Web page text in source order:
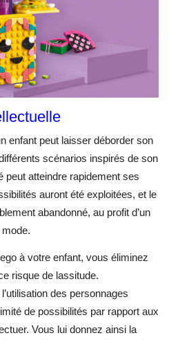
enfant peut laisser déborder son
scénarios inspirés de son
peut atteindre rapidement ses
auront été exploitées, et le
abandonné, au profit d’un
à votre enfant, vous éliminez
risque de lassitude.
des personnages
de possibilités par rapport aux
Vous lui donnez ainsi la